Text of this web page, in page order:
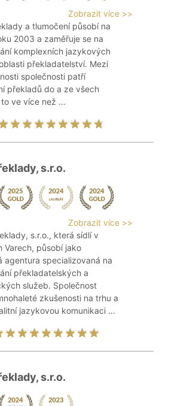
Zobrazit více >>
a tlumočení působí na
2003 a zaměřuje se na
komplexních jazykových
překladatelství. Mezi
společnosti patří
překladů do a ze všech
ve více než ...
s.r.o.
Zobrazit více >>
s.r.o., která sídlí v
Varech, působí jako
agentura specializovaná na
překladatelských a
služeb. Společnost
zkušenosti na trhu a
jazykovou komunikaci ...
s.r.o.